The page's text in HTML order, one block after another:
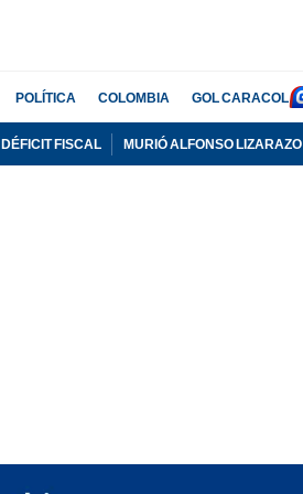
POLÍTICA COLOMBIA GOL CARACOL
DÉFICIT FISCAL MURIÓ ALFONSO LIZARAZO